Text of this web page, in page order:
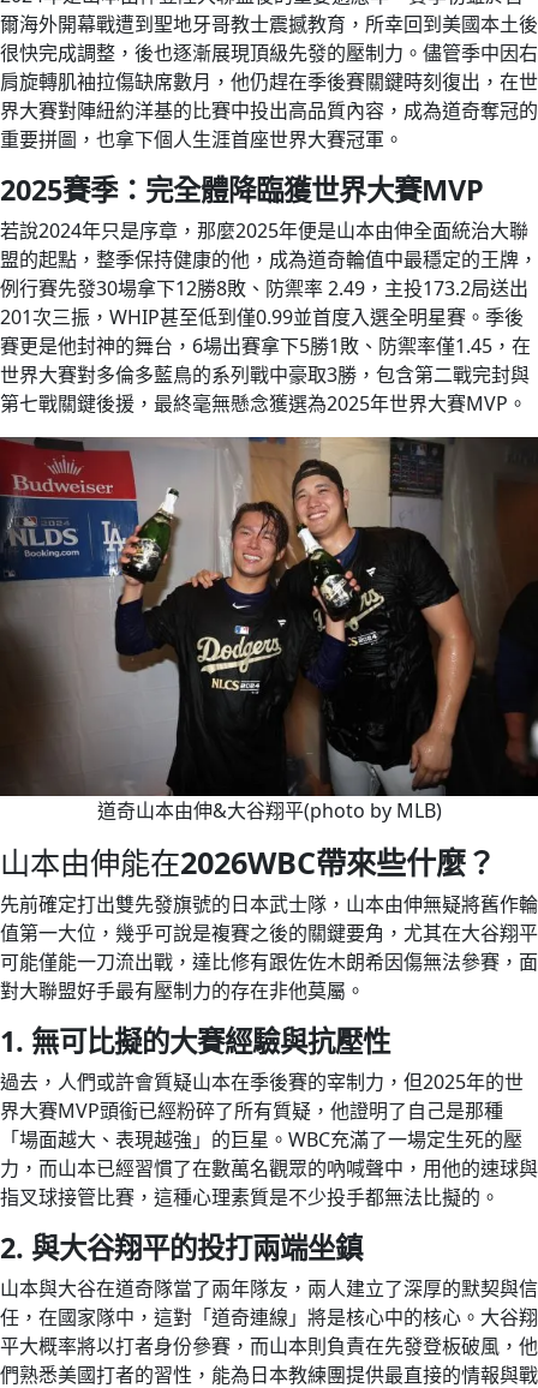
爾海外開幕戰遭到聖地牙哥教士震撼教育，所幸回到美國本土後
很快完成調整，後也逐漸展現頂級先發的壓制力。儘管季中因右
肩旋轉肌袖拉傷缺席數月，他仍趕在季後賽關鍵時刻復出，在世
界大賽對陣紐約洋基的比賽中投出高品質內容，成為道奇奪冠的
重要拼圖，也拿下個人生涯首座世界大賽冠軍。
2025賽季：完全體降臨獲世界大賽MVP
若說2024年只是序章，那麼2025年便是山本由伸全面統治大聯
盟的起點，整季保持健康的他，成為道奇輪值中最穩定的王牌，
例行賽先發30場拿下12勝8敗、防禦率 2.49，主投173.2局送出
201次三振，WHIP甚至低到僅0.99並首度入選全明星賽。季後
賽更是他封神的舞台，6場出賽拿下5勝1敗、防禦率僅1.45，在
世界大賽對多倫多藍鳥的系列戰中豪取3勝，包含第二戰完封與
第七戰關鍵後援，最終毫無懸念獲選為2025年世界大賽MVP。
道奇山本由伸&大谷翔平(photo by MLB)
山本由伸能在2026WBC帶來些什麼？
先前確定打出雙先發旗號的日本武士隊，山本由伸無疑將舊作輪
值第一大位，幾乎可說是複賽之後的關鍵要角，尤其在大谷翔平
可能僅能一刀流出戰，達比修有跟佐佐木朗希因傷無法參賽，面
對大聯盟好手最有壓制力的存在非他莫屬。
1. 無可比擬的大賽經驗與抗壓性
過去，人們或許會質疑山本在季後賽的宰制力，但2025年的世
界大賽MVP頭銜已經粉碎了所有質疑，他證明了自己是那種
「場面越大、表現越強」的巨星。WBC充滿了一場定生死的壓
力，而山本已經習慣了在數萬名觀眾的吶喊聲中，用他的速球與
指叉球接管比賽，這種心理素質是不少投手都無法比擬的。
2. 與大谷翔平的投打兩端坐鎮
山本與大谷在道奇隊當了兩年隊友，兩人建立了深厚的默契與信
任，在國家隊中，這對「道奇連線」將是核心中的核心。大谷翔
平大概率將以打者身份參賽，而山本則負責在先發登板破風，他
們熟悉美國打者的習性，能為日本教練團提供最直接的情報與戰